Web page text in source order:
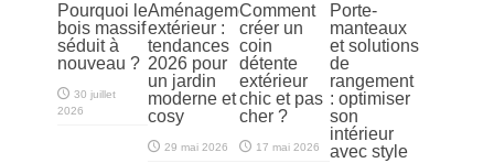
Pourquoi le
bois massif
séduit à
nouveau ?
30 juillet
2026
Aménagement
extérieur :
tendances
2026 pour
un jardin
moderne et
cosy
29 mai 2026
Comment
créer un
coin
détente
extérieur
chic et pas
cher ?
17 mai 2026
Porte-
manteaux
et solutions
de
rangement
: optimiser
son
intérieur
avec style